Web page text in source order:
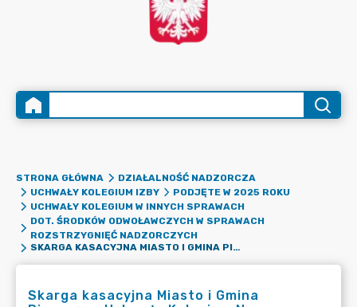
STRONA GŁÓWNA
DZIAŁALNOŚĆ NADZORCZA
UCHWAŁY KOLEGIUM IZBY
PODJĘTE W 2025 ROKU
UCHWAŁY KOLEGIUM W INNYCH SPRAWACH
DOT. ŚRODKÓW ODWOŁAWCZYCH W SPRAWACH
ROZSTRZYGNIĘĆ NADZORCZYCH
SKARGA KASACYJNA MIASTO I GMINA PIASECZNO UCHWAŁA KOLEGIUM NR 23.322.2025 Z DNIA 14 PAŹDZIERNIKA 2025 R.
Skarga kasacyjna Miasto i Gmina